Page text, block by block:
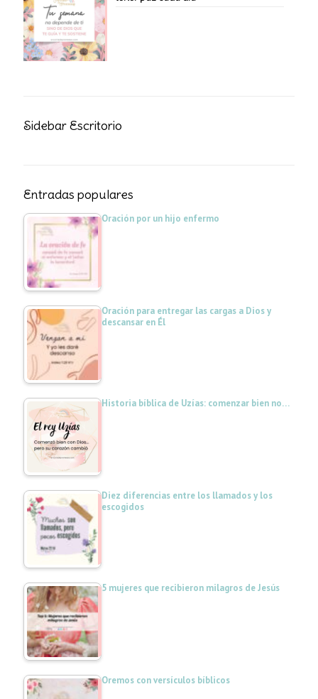
Sidebar Escritorio
Entradas populares
Oración por un hijo enfermo
Oración para entregar las cargas a Dios y
descansar en Él
Historia bíblica de Uzías: comenzar bien no…
Diez diferencias entre los llamados y los
escogidos
5 mujeres que recibieron milagros de Jesús
Oremos con versículos bíblicos